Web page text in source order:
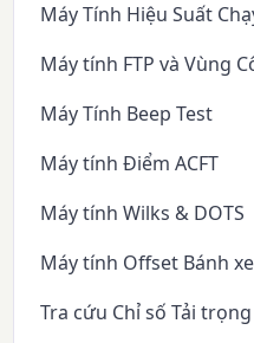
Máy Tính Hiệu Suất
Máy tính FTP và Vùng
Máy Tính Beep Test
Máy tính Điểm ACFT
Máy tính Wilks & DOTS
Máy tính Offset Bánh xe
Tra cứu Chỉ số Tải